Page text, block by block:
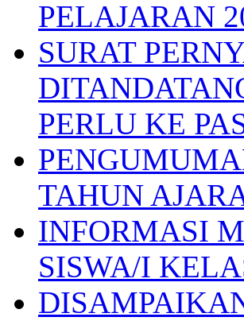
PELAJARAN
SURAT
PERLU KE
TAHUN
INFORMASI
SISWA/I